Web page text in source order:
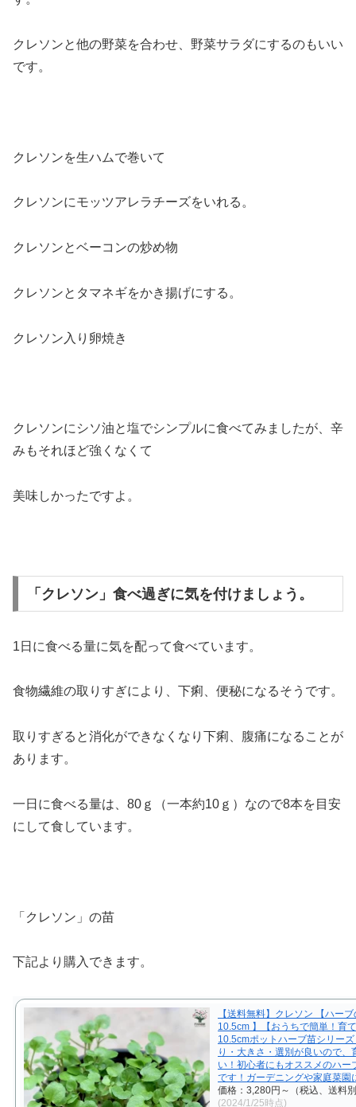
クレソンと他の野菜を合わせ、野菜サラダにするのもいい
です。
クレソンを生ハムで巻いて
クレソンにモッツアレラチーズをいれる。
クレソンとベーコンの炒め物
クレソンとタマネギをかき揚げにする。
クレソン入り卵焼き
クレソンにシソ油と塩でシンプルに食べてみましたが、辛
みもそれほど強くなくて
美味しかったですよ。
「クレソン」食べ過ぎに気を付けましょう。
1日に食べる量に気を配って食べています。
食物繊維の取りすぎにより、下痢、便秘になるそうです。
取りすぎると消化ができなくなり下痢、腹痛になることが
あります。
一日に食べる量は、80ｇ（一本約10ｇ）なので8本を目安
にして食しています。
「クレソン」の苗
下記より購入できます。
【送料無料】クレソン 【ハー
10.5cm 】【おうちで簡単！育
10.5cmポットハーブ苗シリー
り・大きさ・選別が良いので、
い！初心者にもオススメのハー
です！ガーデニングや家庭菜園
価格：3,280円～（税込、送料
(2024/1/25時点)